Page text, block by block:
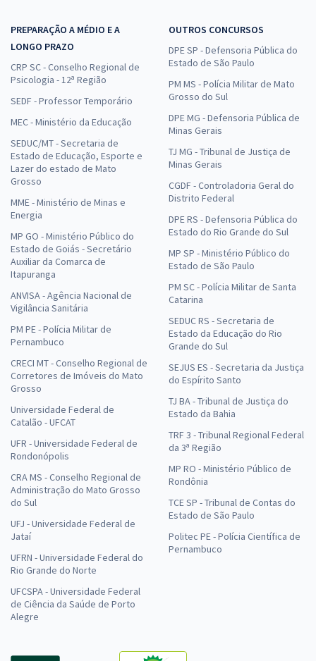
PREPARAÇÃO A MÉDIO E A
LONGO PRAZO
CRP SC - Conselho Regional de
Psicologia - 12ª Região
SEDF - Professor Temporário
MEC - Ministério da Educação
SEDUC/MT - Secretaria de
Estado de Educação, Esporte e
Lazer do estado de Mato
Grosso
MME - Ministério de Minas e
Energia
MP GO - Ministério Público do
Estado de Goiás - Secretário
Auxiliar da Comarca de
Itapuranga
ANVISA - Agência Nacional de
Vigilância Sanitária
PM PE - Polícia Militar de
Pernambuco
CRECI MT - Conselho Regional de
Corretores de Imóveis do Mato
Grosso
Universidade Federal de
Catalão - UFCAT
UFR - Universidade Federal de
Rondonópolis
CRA MS - Conselho Regional de
Administração do Mato Grosso
do Sul
UFJ - Universidade Federal de
Jataí
UFRN - Universidade Federal do
Rio Grande do Norte
UFCSPA - Universidade Federal
de Ciência da Saúde de Porto
Alegre
OUTROS CONCURSOS
DPE SP - Defensoria Pública do
Estado de São Paulo
PM MS - Polícia Militar de Mato
Grosso do Sul
DPE MG - Defensoria Pública de
Minas Gerais
TJ MG - Tribunal de Justiça de
Minas Gerais
CGDF - Controladoria Geral do
Distrito Federal
DPE RS - Defensoria Pública do
Estado do Rio Grande do Sul
MP SP - Ministério Público do
Estado de São Paulo
PM SC - Polícia Militar de Santa
Catarina
SEDUC RS - Secretaria de
Estado da Educação do Rio
Grande do Sul
SEJUS ES - Secretaria da Justiça
do Espírito Santo
TJ BA - Tribunal de Justiça do
Estado da Bahia
TRF 3 - Tribunal Regional Federal
da 3ª Região
MP RO - Ministério Público de
Rondônia
TCE SP - Tribunal de Contas do
Estado de São Paulo
Politec PE - Polícia Científica de
Pernambuco